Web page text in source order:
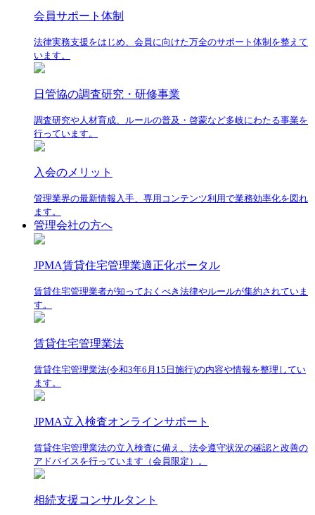
会員サポート体制
法律実務支援をはじめ、会員に向けた万全のサポート体制を整えて
います。
日管協の調査研究・研修事業
調査研究や人材育成、ルールの普及・啓蒙など多岐にわたる事業を
行っています。
入会のメリット
管理業界の最新情報入手、専用コンテンツ利用で業務効率化を図れ
ます。
管理会社の方へ
JPMA賃貸住宅管理業適正化ポータル
賃貸住宅管理業者が知っておくべき法律やルールが集約されていま
す。
賃貸住宅管理業法
賃貸住宅管理業法(令和3年6月15日施行)の内容や情報を整理してい
ます。
JPMA立入検査オンラインサポート
賃貸住宅管理業法の立入検査に備え、法令遵守状況の確認と改善の
アドバイスを行っています（会員限定）。
相続支援コンサルタント